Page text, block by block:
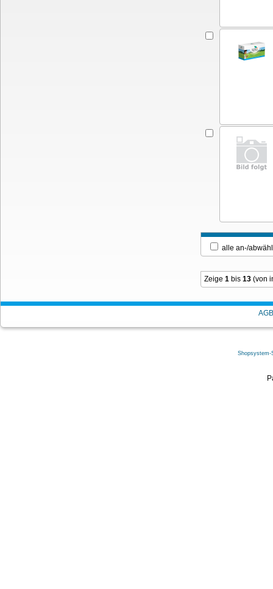
alle an-/
Zeige 1 bis 13 (von
AGB
Shopsystem-